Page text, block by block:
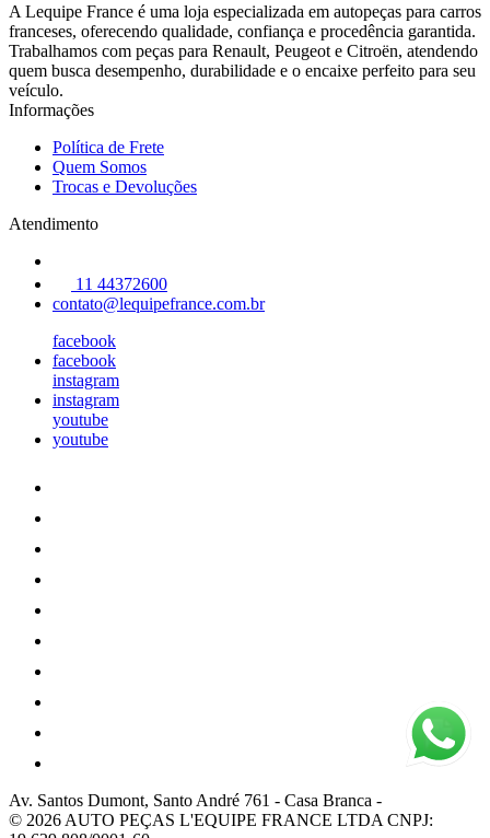
A Lequipe France é uma loja especializada em autopeças para carros
franceses, oferecendo qualidade, confiança e procedência garantida.
Trabalhamos com peças para Renault, Peugeot e Citroën, atendendo
quem busca desempenho, durabilidade e o encaixe perfeito para seu
veículo.
Informações
Política de Frete
Quem Somos
Trocas e Devoluções
Atendimento
11 44372600
contato@lequipefrance.com.br
facebook
facebook
instagram
instagram
youtube
youtube
Av. Santos Dumont, Santo André 761 - Casa Branca -
© 2026 AUTO PEÇAS L'EQUIPE FRANCE LTDA CNPJ: